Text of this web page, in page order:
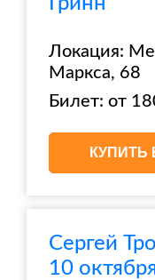
Локация:
Маркса, 68
Билет: от
КУПИТЬ
Сергей
10